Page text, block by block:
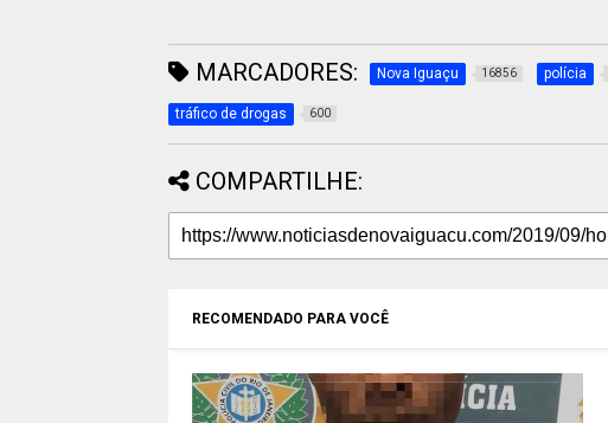
MARCADORES: Nova Iguaçu 16856 polícia
tráfico de drogas 600
COMPARTILHE:
RECOMENDADO PARA VOCÊ